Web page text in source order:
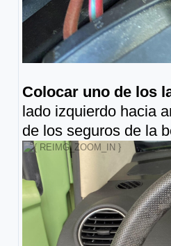
Colocar uno de los
lado izquierdo hacia
de los seguros de la